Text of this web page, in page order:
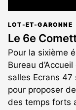
LOT-ET-GARONNE
Le 6e
Pour la sixième
Bureau
salles Ecrans
pour proposer
des temps forts